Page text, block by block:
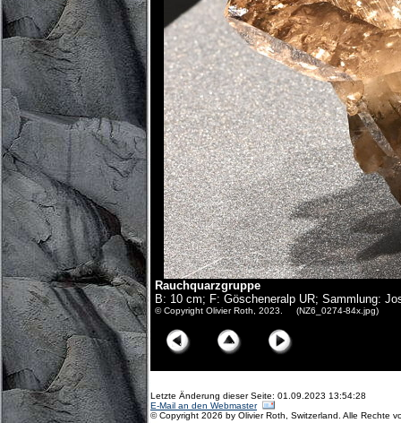
Rauchquarzgruppe
B: 10 cm; F: Göscheneralp UR; Sammlung:
© Copyright Olivier Roth, 2023. (NZ6_0274-84x.jpg)
Letzte Änderung dieser Seite: 01.09.2023 13:54:28
E-Mail an den Webmaster
© Copyright 2026 by Olivier Roth, Switzerland. Alle Rechte